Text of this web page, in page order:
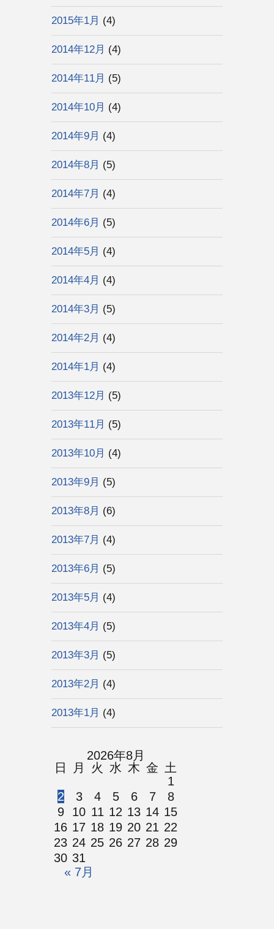
2015年1月 (4)
2014年12月 (4)
2014年11月 (5)
2014年10月 (4)
2014年9月 (4)
2014年8月 (5)
2014年7月 (4)
2014年6月 (5)
2014年5月 (4)
2014年4月 (4)
2014年3月 (5)
2014年2月 (4)
2014年1月 (4)
2013年12月 (5)
2013年11月 (5)
2013年10月 (4)
2013年9月 (5)
2013年8月 (6)
2013年7月 (4)
2013年6月 (5)
2013年5月 (4)
2013年4月 (5)
2013年3月 (5)
2013年2月 (4)
2013年1月 (4)
2026年8月
日
月 火 水 木 金 土
« 7月
1
2
3 4 5 6 7
8
9
10 11 12 13 14 15
16 17 18 19 20 21 22
23 24 25 26 27 28 29
30 31